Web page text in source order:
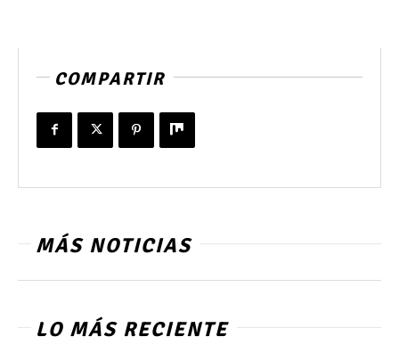
COMPARTIR
MÁS NOTICIAS
LO MÁS RECIENTE